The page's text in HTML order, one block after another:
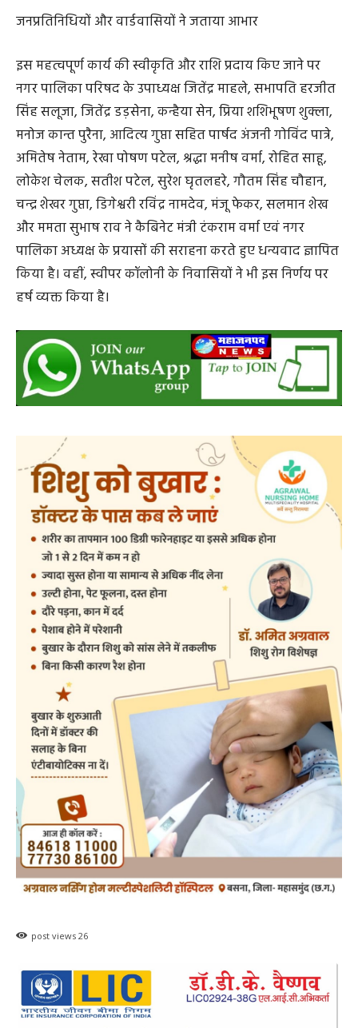
नगर पालिका अध्यक्ष अशोक जैन ने बताया कि नगर पालिका के
सफाई विभाग में कार्यरत कर्मचारी लंबे समय से इन पुराने मकानों में
रहने को मजबूर थे। समय-समय पर मरम्मत कार्य तो कराया जाता
था, लेकिन स्थाई समाधान के लिए नए आवासों का निर्माण अत्यंत
जल्द ही धरातल पर निर्माण कार्य शुरू कर दिया जाएगा।
जनप्रतिनिधियों और वार्डवासियों ने जताया आभार
नगर पालिका परिषद के उपाध्यक्ष जितेंद्र माहले, सभापति हरजीत
सिंह सलूजा, जितेंद्र डड़सेना, कन्हैया सेन, प्रिया शशिभूषण शुक्ला,
मनोज कान्त पुरैना, आदित्य गुप्ता सहित पार्षद अंजनी गोविंद पात्रे,
अमितेष नेताम, रेखा पोषण पटेल, श्रद्धा मनीष वर्मा, रोहित साहू,
लोकेश चेलक, सतीश पटेल, सुरेश घृतलहरे, गौतम सिंह चौहान,
चन्द्र शेखर गुप्ता, डिगेश्वरी रविंद्र नामदेव, मंजू फेकर, सलमान शेख
और ममता सुभाष राव ने कैबिनेट मंत्री टंकराम वर्मा एवं नगर
पालिका अध्यक्ष के प्रयासों की सराहना करते हुए धन्यवाद ज्ञापित
किया है। वहीं, स्वीपर कॉलोनी के निवासियों ने भी इस निर्णय पर
हर्ष व्यक्त किया है।